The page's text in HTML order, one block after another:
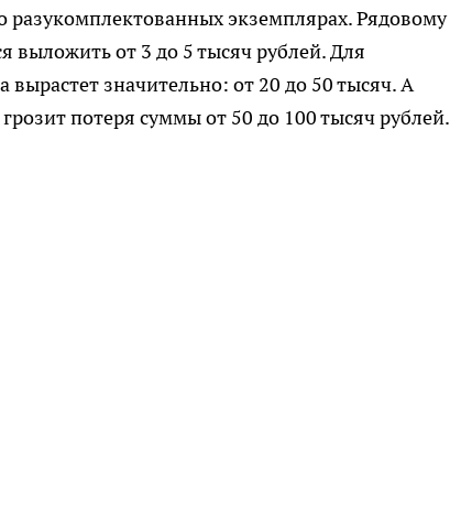
экземплярах. Рядовому
выложить от 3 до 5 тысяч рублей. Для
вырастет значительно: от 20 до 50 тысяч. А
потеря суммы от 50 до 100 тысяч рублей.